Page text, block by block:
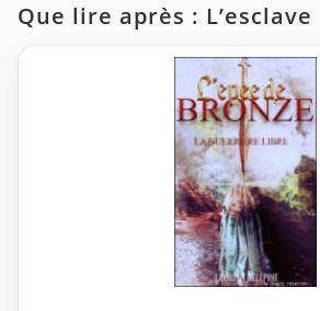
Que lire après : L’esclave